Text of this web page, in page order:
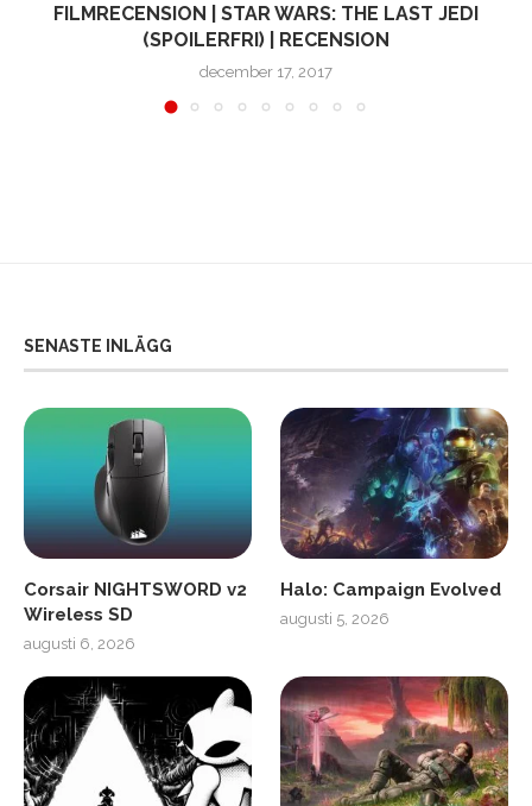
FILMRECENSION | STAR WARS: THE LAST JEDI
(SPOILERFRI) | RECENSION
december 17, 2017
SENASTE INLÄGG
Corsair NIGHTSWORD v2
Wireless SD
augusti 6, 2026
Halo: Campaign Evolved
augusti 5, 2026